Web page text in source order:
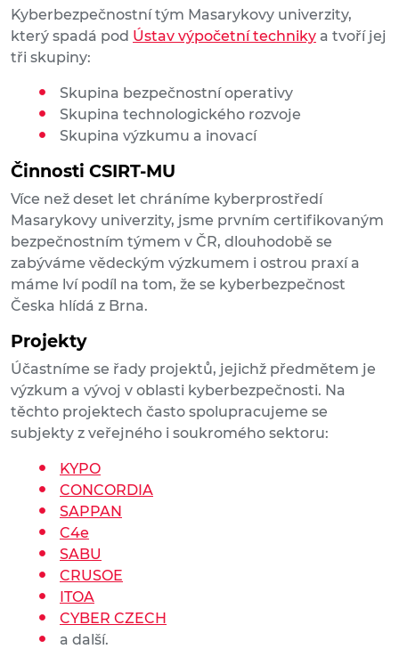
Kyberbezpečnostní tým Masarykovy univerzity,
který spadá pod Ústav výpočetní techniky a tvoří jej
tři skupiny:
Skupina bezpečnostní operativy
Skupina technologického rozvoje
Skupina výzkumu a inovací
Činnosti CSIRT-MU
Více než deset let chráníme kyberprostředí
Masarykovy univerzity, jsme prvním certifikovaným
bezpečnostním týmem v ČR, dlouhodobě se
zabýváme vědeckým výzkumem i ostrou praxí a
máme lví podíl na tom, že se kyberbezpečnost
Česka hlídá z Brna.
Projekty
Účastníme se řady projektů, jejichž předmětem je
výzkum a vývoj v oblasti kyberbezpečnosti. Na
těchto projektech často spolupracujeme se
subjekty z veřejného i soukromého sektoru:
KYPO
CONCORDIA
SAPPAN
C4e
SABU
CRUSOE
ITOA
CYBER CZECH
a další.